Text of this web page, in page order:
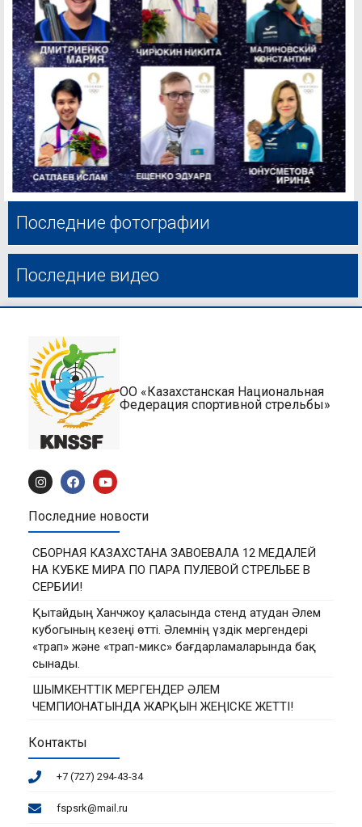
Последние фотографии
Последние видео
ОО «Казахстанская Национальная
Федерация спортивной стрельбы»
Последние новости
СБОРНАЯ КАЗАХСТАНА ЗАВОЕВАЛА 12 МЕДАЛЕЙ
НА КУБКЕ МИРА ПО ПАРА ПУЛЕВОЙ СТРЕЛЬБЕ В
СЕРБИИ!
Қытайдың Ханчжоу қаласында стенд атудан Әлем
кубогының кезеңі өтті. Әлемнің үздік мергендері
«трап» және «трап-микс» бағдарламаларында бақ
сынады.
ШЫМКЕНТТІК МЕРГЕНДЕР ӘЛЕМ
ЧЕМПИОНАТЫНДА ЖАРҚЫН ЖЕҢІСКЕ ЖЕТТІ!
Контакты
+7 (727) 294-43-34
fspsrk@mail.ru